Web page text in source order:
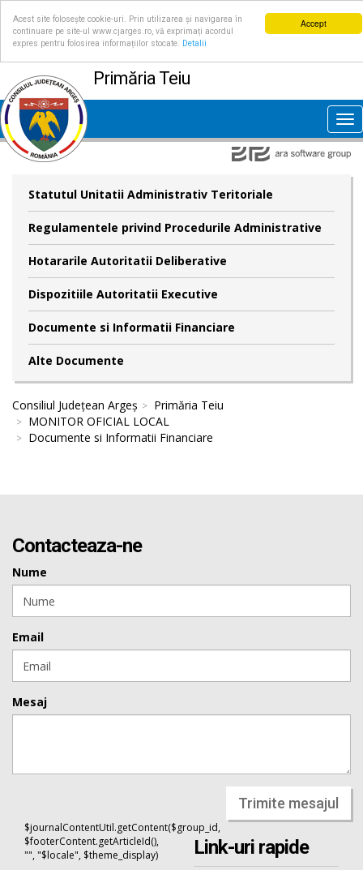
Accept
Acest site folosește cookie-uri. Prin utilizarea și navigarea în
continuare pe site-ul www.cjarges.ro, vă exprimați acordul
expres pentru folosirea informațiilor stocate.
Detalii
Primăria Teiu
Statutul Unitatii Administrativ Teritoriale
Regulamentele privind Procedurile Administrative
Hotararile Autoritatii Deliberative
Dispozitiile Autoritatii Executive
Documente si Informatii Financiare
Alte Documente
Consiliul Județean Argeș
Primăria Teiu
MONITOR OFICIAL LOCAL
Documente si Informatii Financiare
Contacteaza-ne
Nume
Email
Mesaj
Trimite mesajul
$journalContentUtil.getContent($group_id,
$footerContent.getArticleId(),
"", "$locale", $theme_display)
Link-uri rapide